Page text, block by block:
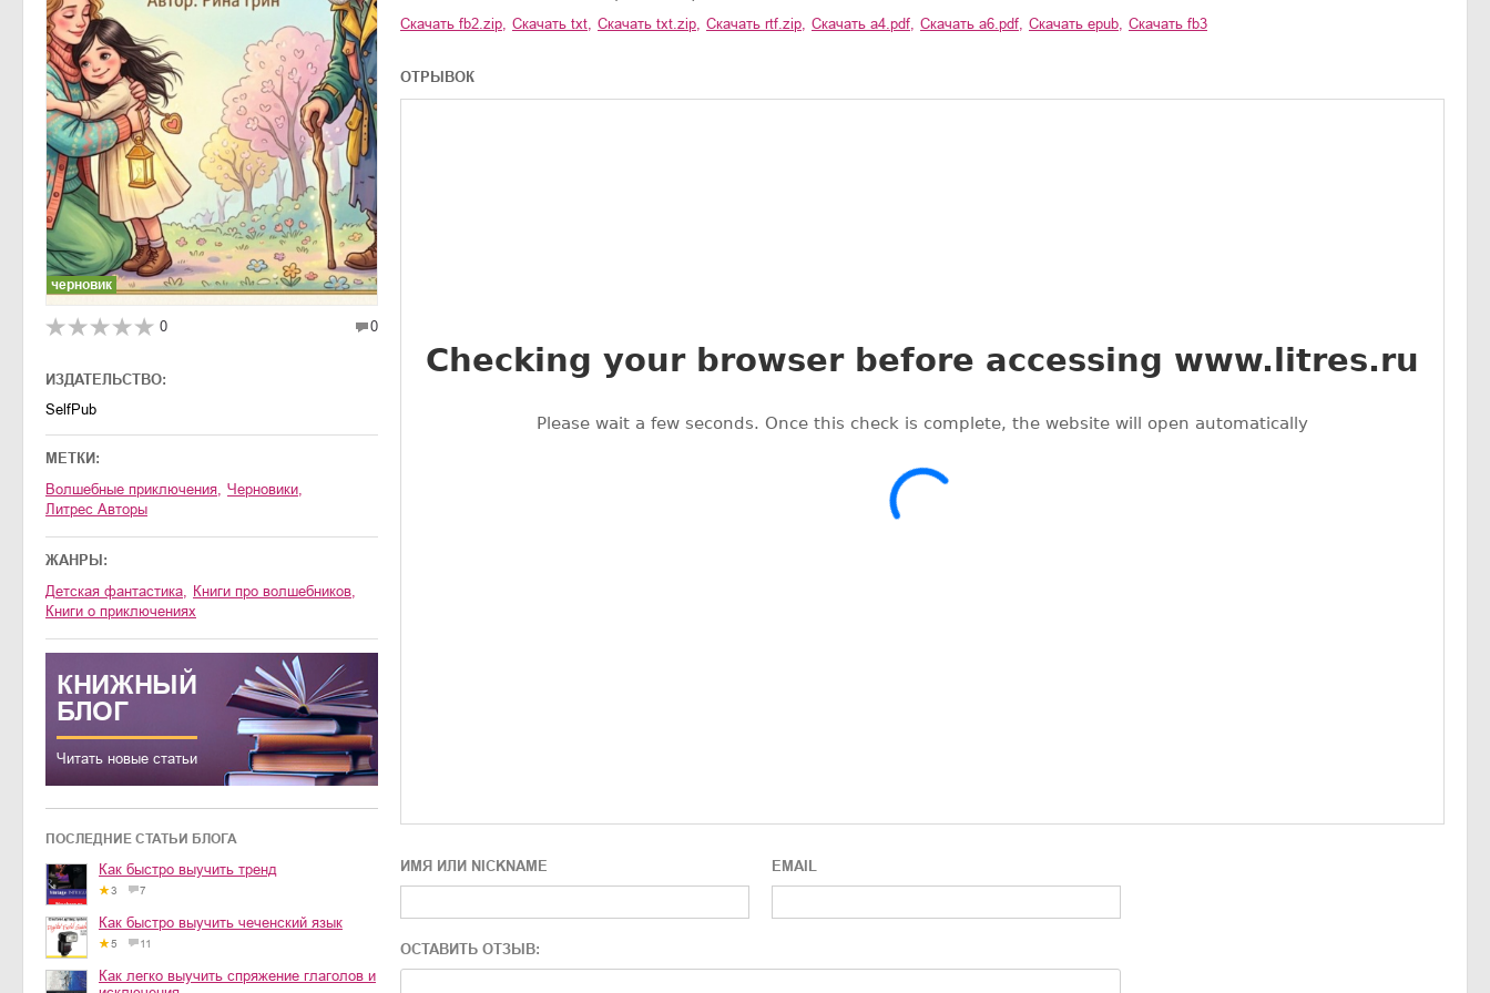
черновик
0 0
ИЗДАТЕЛЬСТВО:
SelfPub
МЕТКИ:
волшебные приключения
черновики
Литрес Авторы
ЖАНРЫ:
детская фантастика
книги про волшебников
книги о приключениях
КНИЖНЫЙ
БЛОГ
Читать новые статьи
ПОСЛЕДНИЕ СТАТЬИ БЛОГА
Как быстро выучить тренд
3 7
Как быстро выучить чеченский язык
5 11
Как легко выучить спряжение глаголов и
Скачать fb2.zip, Скачать txt, Скачать txt.zip, Скачать rtf.zip, Скачать a4.pdf, Скачать a6.pdf, Скачать epub, Скачать fb3
ОТРЫВОК
ИМЯ ИЛИ NICKNAME EMAIL
ОСТАВИТЬ ОТЗЫВ: